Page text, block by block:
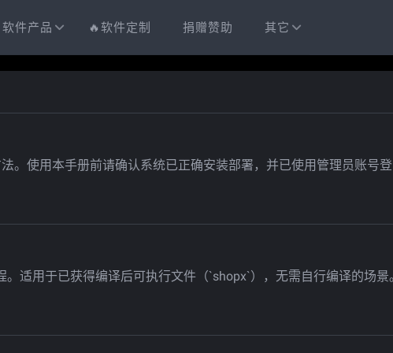
软件产品 🔥软件定制 捐赠赞助 其它
使用本手册前请确认系统已正确安装部署，并已使用管理员账号登
适用于已获得编译后可执行文件（`shopx`），无需自行编译的场景